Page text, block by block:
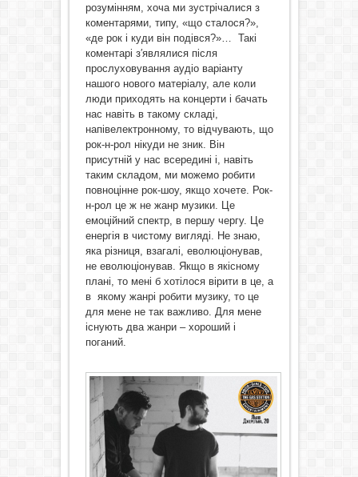
розумінням, хоча ми зустрічалися з
коментарями, типу, «що сталося?»,
«де рок і куди він подівся?»… Такі
коментарі з′являлися після
прослуховування аудіо варіанту
нашого нового матеріалу, але коли
люди приходять на концерти і бачать
нас навіть в такому складі,
напівелектронному, то відчувають, що
рок-н-рол нікуди не зник. Він
присутній у нас всередині і, навіть
таким складом, ми можемо робити
повноцінне рок-шоу, якщо хочете. Рок-
н-рол це ж не жанр музики. Це
емоційний спектр, в першу чергу. Це
енергія в чистому вигляді. Не знаю,
яка різниця, взагалі, еволюціонував,
не еволюціонував. Якщо в якісному
плані, то мені б хотілося вірити в це, а
в якому жанрі робити музику, то це
для мене не так важливо. Для мене
існують два жанри – хороший і
поганий.